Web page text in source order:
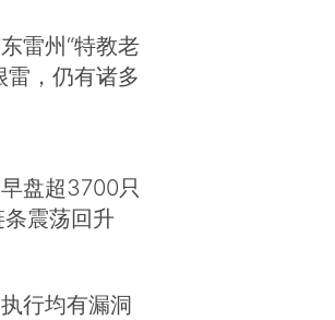
雷州“特教老
雷，仍有诸多
早盘超3700只
震荡回升
行均有漏洞